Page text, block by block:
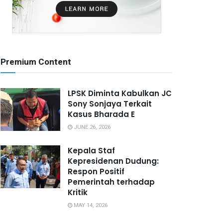
Premium Content
LPSK Diminta Kabulkan JC
Sony Sonjaya Terkait
Kasus Bharada E
JUNE 26, 2026
Kepala Staf
Kepresidenan Dudung:
Respon Positif
Pemerintah terhadap
Kritik
MAY 14, 2026